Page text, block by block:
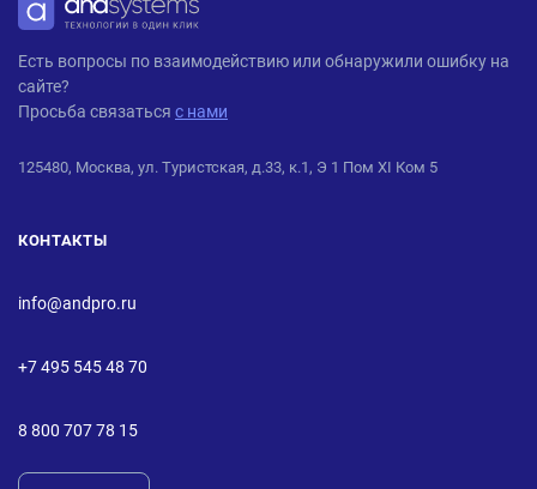
ANDPRO
Есть вопросы по взаимодействию или обнаружили ошибку на
сайте?
Просьба связаться с нами
125480, Москва, ул. Туристская, д.33, к.1, Э 1 Пом XI Ком 5
КОНТАКТЫ
info@andpro.ru
+7 495 545 48 70
8 800 707 78 15